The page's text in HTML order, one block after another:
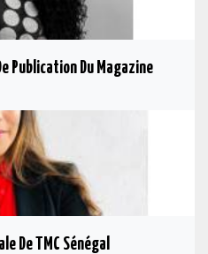
Publication Du Magazine
De TMC Sénégal